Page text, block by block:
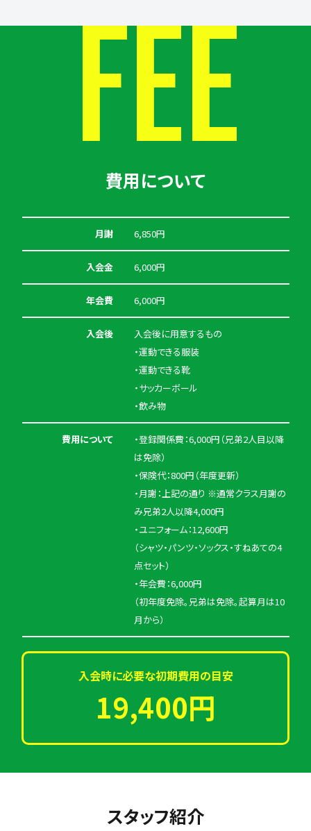
FEE
費用について
月謝 6,850円
入会金 6,000円
年会費 6,000円
入会後
入会後に用意するもの
・運動できる服装
・運動できる靴
・サッカーボール
・飲み物
費用について
・登録関係費：6,000円（兄弟2人目以降
は免除）
・保険代：800円（年度更新）
・月謝：上記の通り ※通常クラス月謝の
み兄弟2人以降4,000円
・ユニフォーム：12,600円
（シャツ・パンツ・ソックス・すねあての4
点セット）
・年会費：6,000円
（初年度免除。兄弟は免除。起算月は10
月から）
入会時に必要な初期費用の目安
19,400円
スタッフ紹介